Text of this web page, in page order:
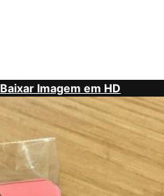
Baixar Imagem em HD